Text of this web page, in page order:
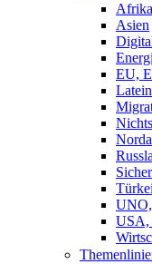
Asien
EU,
Türkei
UNO,
USA,